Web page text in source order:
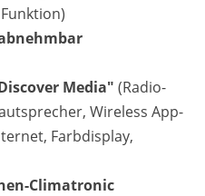
Media" (Radio-
Wireless App-
Farbdisplay,
Climatronic